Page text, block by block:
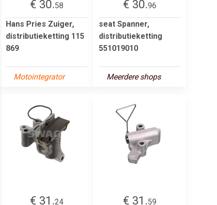
€ 30.58
Hans Pries Zuiger,
distributieketting 115
869
Motointegrator
€ 30.96
seat Spanner,
distributieketting
551019010
Meerdere shops
€ 31.24
€ 31.59